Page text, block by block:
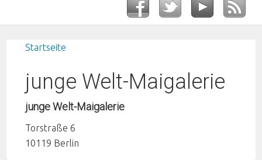
Startseite
junge Welt-Maigalerie
junge Welt-Maigalerie
Torstraße 6
10119 Berlin